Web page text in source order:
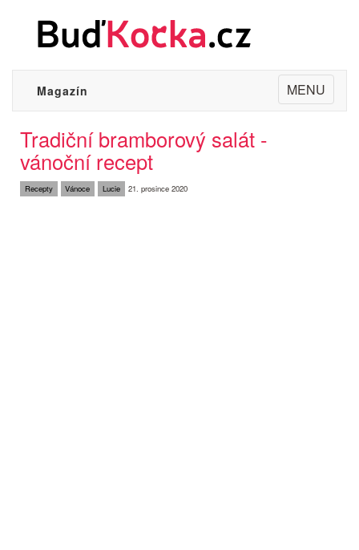
Toggle
navigation
MENU
Magazín
Tradiční bramborový salát -
vánoční recept
Recepty Vánoce Lucie 21. prosince 2020